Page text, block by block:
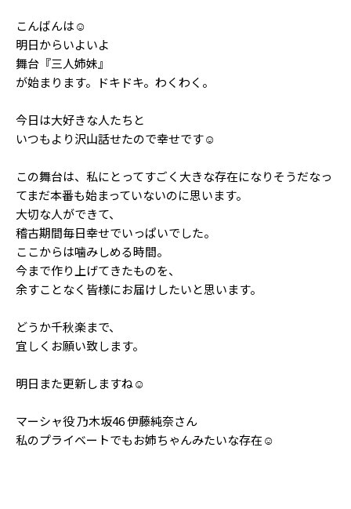
ST member
新規会員登録・ログイン
こんばんは☺️︎
明日からいよいよ
舞台『三人姉妹』
が始まります。ドキドキ。わくわく。
今日は大好きな人たちと
いつもより沢山話せたので幸せです☺️︎
この舞台は、私にとってすごく大きな存在になりそうだなっ
てまだ本番も始まっていないのに思います。
大切な人ができて、
稽古期間毎日幸せでいっぱいでした。
ここからは噛みしめる時間。
今まで作り上げてきたものを、
余すことなく皆様にお届けしたいと思います。
どうか千秋楽まで、
宜しくお願い致します。
明日また更新しますね☺️︎
マーシャ役 乃木坂46 伊藤純奈さん
私のプライベートでもお姉ちゃんみたいな存在☺️︎